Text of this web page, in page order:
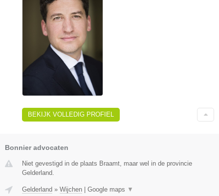
BEKIJK VOLLEDIG PROFIEL
Bonnier advocaten
Niet gevestigd in de plaats Braamt, maar wel in de provincie
Gelderland.
Gelderland » Wijchen Google maps ▼